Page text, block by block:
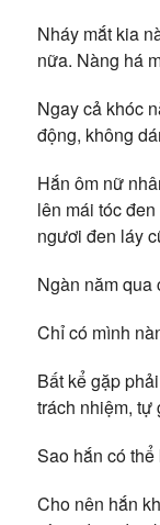
Nháy mắt kia
nữa. Nàng há
Ngay cả khóc
động, không
Hắn ôm nữ
lên mái tóc
ngươi đen láy
Ngàn năm qua
Chỉ có mình
Bất kể gặp
trách nhiệm, tự
Sao hắn có
Cho nên hắn